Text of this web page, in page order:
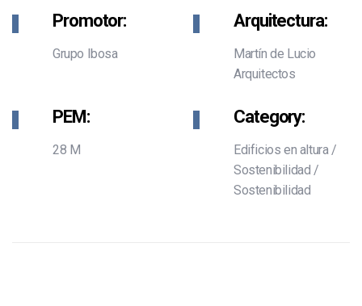
Promotor:
Grupo Ibosa
Arquitectura:
Martín de Lucio
Arquitectos
PEM:
28 M
Category:
Edificios en altura/
Sostenibilidad /
Sostenibilidad